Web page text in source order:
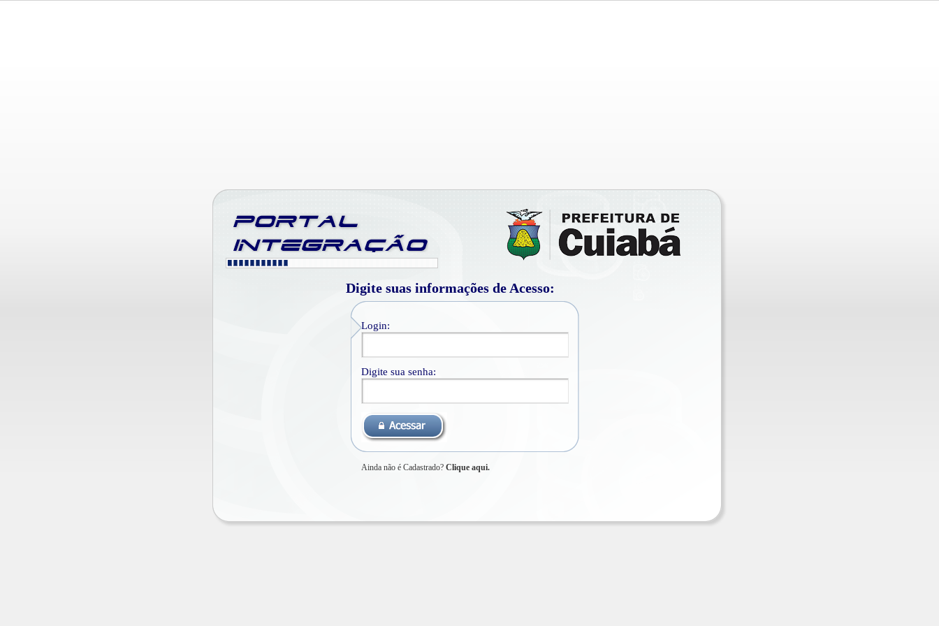
Digite suas informações de Acesso:
Login:
Digite sua senha:
Ainda não é Cadastrado? Clique aqui.